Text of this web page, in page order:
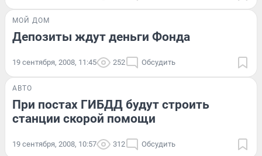
МОЙ ДОМ
Депозиты ждут деньги Фонда
19 сентября, 2008, 11:45 252 Обсудить
АВТО
При постах ГИБДД будут строить
станции скорой помощи
19 сентября, 2008, 10:57 312 Обсудить